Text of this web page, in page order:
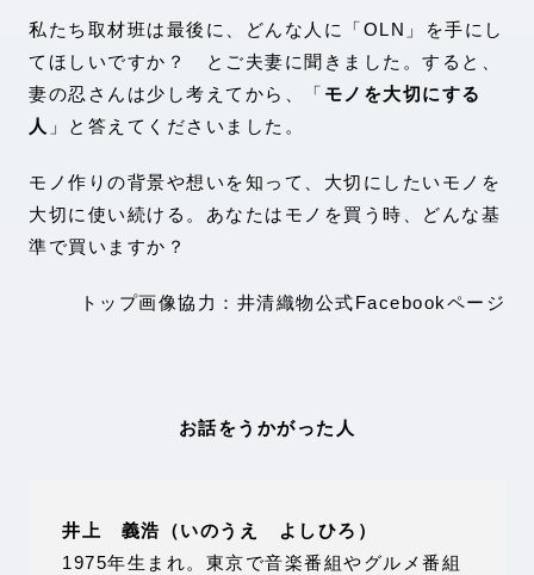
私たち取材班は最後に、どんな人に「OLN」を手にし
てほしいですか？ とご夫妻に聞きました。すると、
妻の忍さんは少し考えてから、「 モノを大切にする
人 」と答えてくださいました。
モノ作りの背景や想いを知って、大切にしたいモノを
大切に使い続ける。あなたはモノを買う時、どんな基
準で買いますか？
トップ画像協力：井清織物公式Facebookページ
お話をうかがった人
井上 義浩（いのうえ よしひろ）
1975年生まれ。東京で音楽番組やグルメ番組